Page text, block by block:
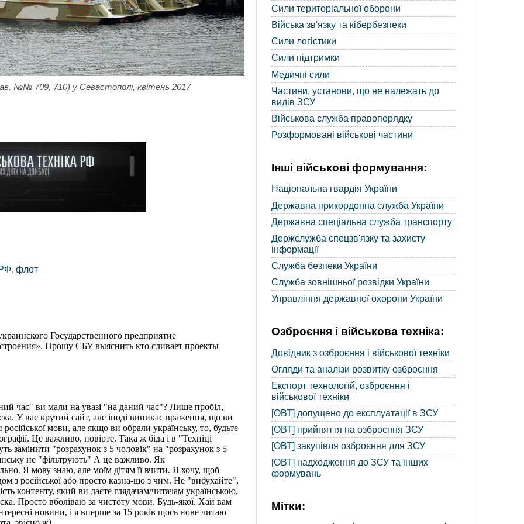
№№ 709, 710) у Севастополі, квітень 2017
, флот
Сили територіальної оборони
Війська зв'язку та кібербезпеки
Сили логістики
Сили підтримки
Медичні сили
Частини, установи, що не належать до
видів ЗСУ
Військова служба правопорядку
Розформовані військові частини
Інші військові формування:
Національна гвардія України
Державна прикордонна служба України
Державна спеціальна служба транспорту
Держслужба спецзв'язку та захисту
інформації
Служба безпеки України
Служба зовнішньої розвідки України
Управління державної охорони України
Озброєння і військова техніка:
Довідник з озброєння і військової техніки
Огляди та аналізи розвитку озброєння
Експорт технологій, озброєння і
військової техніки
[ОВТ] допущено до експлуатації в ЗСУ
[ОВТ] прийняття на озброєння ЗСУ
[ОВТ] закупівля озброєння для ЗСУ
[ОВТ] надходження до ЗСУ та інших
формувань
Мітки: